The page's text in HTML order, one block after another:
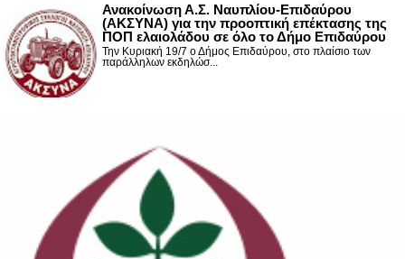
Ανακοίνωση Α.Σ. Ναυπλίου-Επιδαύρου
(ΑΚΣΥΝΑ) για την προοπτική επέκτασης της
ΠΟΠ ελαιολάδου σε όλο το Δήμο Επιδαύρου
Την Κυριακή 19/7 ο Δήμος Επιδαύρου, στο πλαίσιο των
παράλληλων εκδηλώσ...